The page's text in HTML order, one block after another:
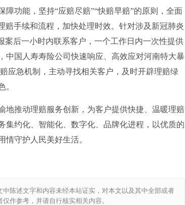
功能，坚持“应赔尽赔”“快赔早赔”的原则，全面
赔手续和流程，加快处理时效。针对涉及新冠肺炎
案后一小时内联系客户，一个工作日内一次性提供
中国人寿寿险公司快速响应、高效应对河南特大暴
应急机制，主动寻找相关客户，及时开辟理赔绿
。
地推动理赔服务创新，为客户提供快捷、温暖理赔
集约化、智能化、数字化、品牌化进程，以优质的
守护人民美好生活。
陈述文字和内容未经本站证实，对本文以及其中全部或者
作参考，并请自行核实相关内容。